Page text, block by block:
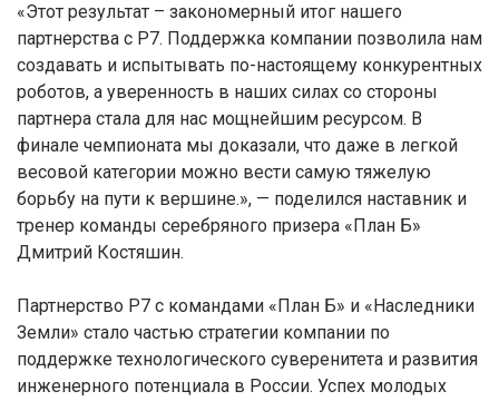
«Этот результат – закономерный итог нашего
партнерства с Р7. Поддержка компании позволила нам
создавать и испытывать по-настоящему конкурентных
роботов, а уверенность в наших силах со стороны
партнера стала для нас мощнейшим ресурсом. В
финале чемпионата мы доказали, что даже в легкой
весовой категории можно вести самую тяжелую
борьбу на пути к вершине.», — поделился наставник и
тренер команды серебряного призера «План Б»
Дмитрий Костяшин.
Партнерство Р7 с командами «План Б» и «Наследники
Земли» стало частью стратегии компании по
поддержке технологического суверенитета и развития
инженерного потенциала в России. Успех молодых